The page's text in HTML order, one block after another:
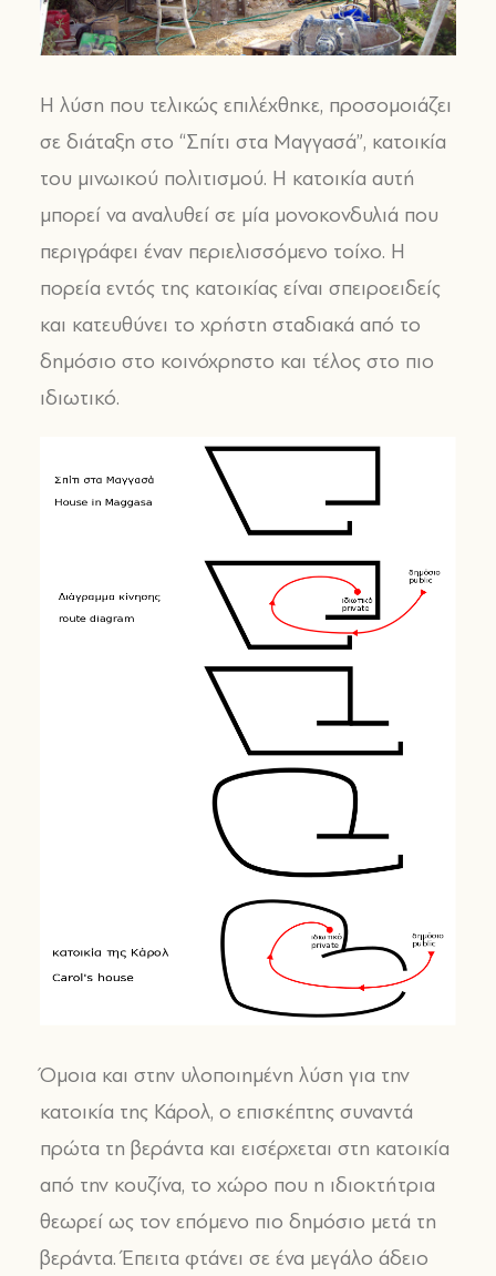
Η λύση που τελικώς επιλέχθηκε, προσομοιάζει
σε διάταξη στο “Σπίτι στα Μαγγασά”, κατοικία
του μινωικού πολιτισμού. Η κατοικία αυτή
μπορεί να αναλυθεί σε μία μονοκονδυλιά που
περιγράφει έναν περιελισσόμενο τοίχο. Η
πορεία εντός της κατοικίας είναι σπειροειδείς
και κατευθύνει το χρήστη σταδιακά από το
δημόσιο στο κοινόχρηστο και τέλος στο πιο
ιδιωτικό.
Όμοια και στην υλοποιημένη λύση για την
κατοικία της Κάρολ, ο επισκέπτης συναντά
πρώτα τη βεράντα και εισέρχεται στη κατοικία
από την κουζίνα, το χώρο που η ιδιοκτήτρια
θεωρεί ως τον επόμενο πιο δημόσιο μετά τη
βεράντα. Έπειτα φτάνει σε ένα μεγάλο άδειο